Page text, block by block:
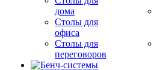
дома
Столы для
офиса
Столы для
переговоров